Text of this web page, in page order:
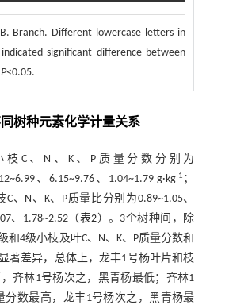
Branch. Different lowercase letters in
significant difference between
P<0.05.
树种元素化学计量关系
枝C、N、K、P质量分数分别为
、6.15~9.76、1.04~1.79 g·kg-1 ；
、N、K、P质量比分别为0.89~1.05、
、1.78~2.52（ 表2 ）。3个树种间，除
和4级小枝及叶C、N、K、P质量分数和
著差异，总体上，龙丰1号杨叶片和枝
齐林1号杨次之，黑青杨最低；齐林1
分数最高，龙丰1号杨次之，黑青杨最